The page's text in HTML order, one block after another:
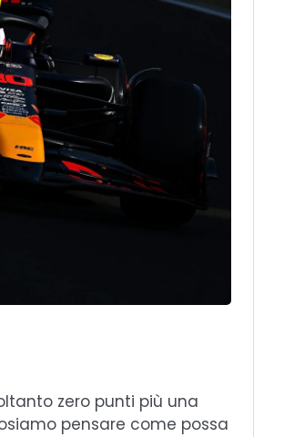
zero punti più una
pensare come possa